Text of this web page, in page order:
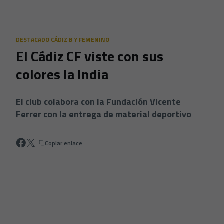
DESTACADO CÁDIZ B Y FEMENINO
El Cádiz CF viste con sus
colores la India
El club colabora con la Fundación Vicente
Ferrer con la entrega de material deportivo
Copiar enlace